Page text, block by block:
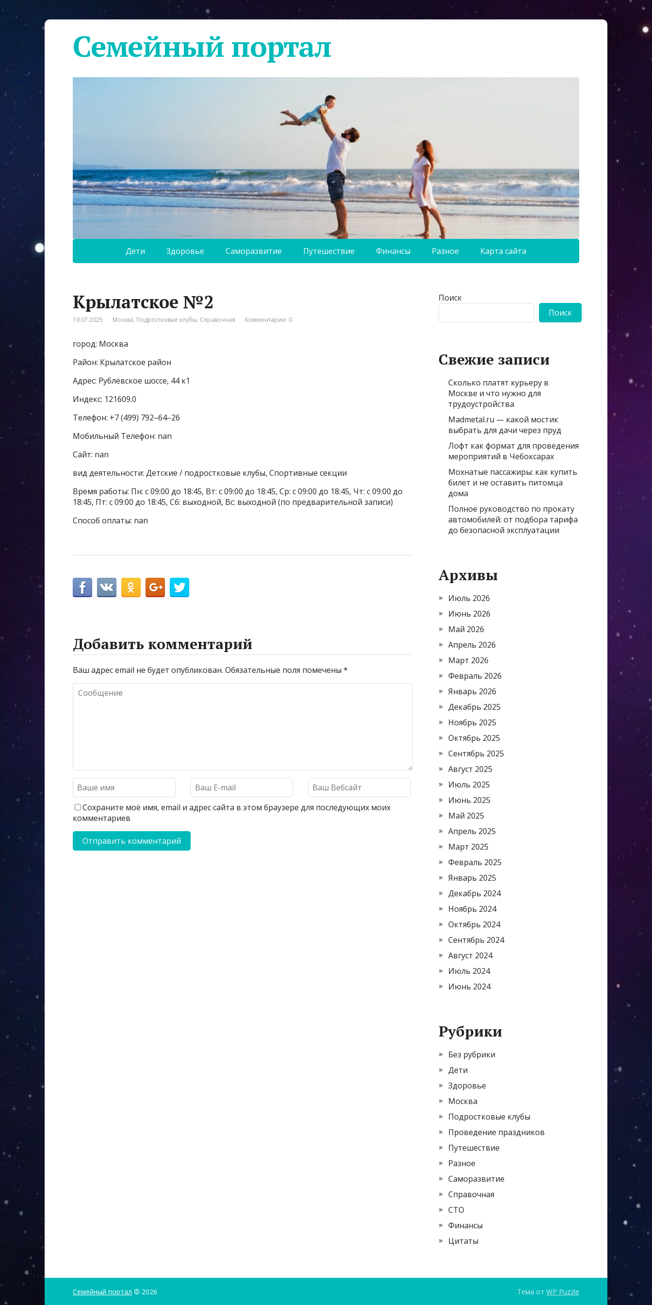
Семейный портал
Дети Здоровье Саморазвитие Путешествие Финансы Разное Карта сайта
Крылатское №2
19.07.2025 Москва, Подростковые клубы, Справочная Комментарии: 0
город: Москва
Район: Крылатское район
Адрес: Рублёвское шоссе, 44 к1
Индекс: 121609.0
Телефон: +7 (499) 792‒64‒26
Мобильный Телефон: nan
Сайт: nan
вид деятельности: Детские / подростковые клубы, Спортивные секции
Время работы: Пн: с 09:00 до 18:45, Вт: с 09:00 до 18:45, Ср: с 09:00 до 18:45, Чт: с 09:00 до
18:45, Пт: с 09:00 до 18:45, Сб: выходной, Вс: выходной (по предварительной записи)
Способ оплаты: nan
Добавить комментарий
Ваш адрес email не будет опубликован. Обязательные поля помечены *
Сохраните моё имя, email и адрес сайта в этом браузере для последующих моих
комментариев
Поиск
Поиск
Свежие записи
Сколько платят курьеру в
Москве и что нужно для
трудоустройства
Madmetal.ru — какой мостик
выбрать для дачи через пруд
Лофт как формат для проведения
мероприятий в Чебоксарах
Мохнатые пассажиры: как купить
билет и не оставить питомца
дома
Полное руководство по прокату
автомобилей: от подбора тарифа
до безопасной эксплуатации
Архивы
Июль 2026
Июнь 2026
Май 2026
Апрель 2026
Март 2026
Февраль 2026
Январь 2026
Декабрь 2025
Ноябрь 2025
Октябрь 2025
Сентябрь 2025
Август 2025
Июль 2025
Июнь 2025
Май 2025
Апрель 2025
Март 2025
Февраль 2025
Январь 2025
Декабрь 2024
Ноябрь 2024
Октябрь 2024
Сентябрь 2024
Август 2024
Июль 2024
Июнь 2024
Рубрики
Без рубрики
Дети
Здоровье
Москва
Подростковые клубы
Проведение праздников
Путешествие
Разное
Саморазвитие
Справочная
СТО
Финансы
Цитаты
Семейный портал © 2026 Тема от WP Puzzle